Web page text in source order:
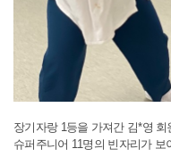
장기자랑 1등을 가져간 김*영
슈퍼주니어 11명의 빈자리가